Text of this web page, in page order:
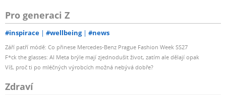
Pro generaci Z
#inspirace #wellbeing #news
Září patří módě: Co přinese Mercedes-Benz Prague Fashion Week SS27
F*ck the glasses: AI Meta brýle mají zjednodušit život, zatím ale dělají opak
Víš, proč ti po mléčných výrobcích možná nebývá dobře?
Zdraví